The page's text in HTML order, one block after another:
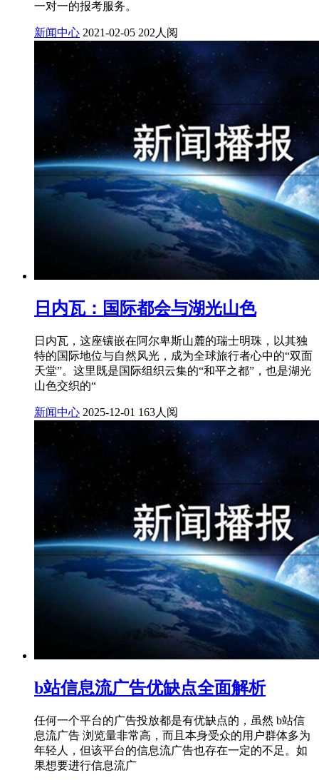
一对一的报考服务。
新闻中心 2021-02-05 202人阅
日内瓦：国际都会与湖光山色
日内瓦，这座镶嵌在阿尔卑斯山麓的瑞士明珠，以其独
特的国际地位与自然风光，成为全球旅行者心中的“双面
天堂”。这里既是国际组织云集的“和平之都”，也是湖光
山色交织的“
新闻中心 2025-12-01 163人阅
b站信息流广告优缺点全面解析
任何一个平台的广告投放都是有优缺点的，虽然 b站信
息流广告 浏览量非常高，而且本身受众的用户群体多为
年轻人，但该平台的信息流广告也存在一定的不足。如
果想要进行信息流广